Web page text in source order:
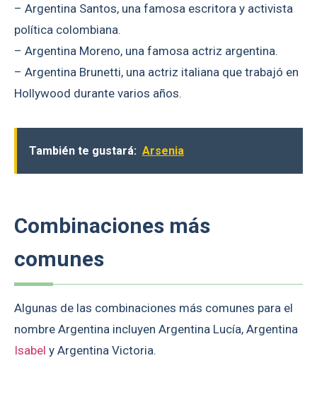
– Argentina Santos, una famosa escritora y activista
política colombiana.
– Argentina Moreno, una famosa actriz argentina.
– Argentina Brunetti, una actriz italiana que trabajó en
Hollywood durante varios años.
También te gustará: Arsenia
Combinaciones más
comunes
Algunas de las combinaciones más comunes para el
nombre Argentina incluyen Argentina Lucía, Argentina
Isabel y Argentina Victoria.